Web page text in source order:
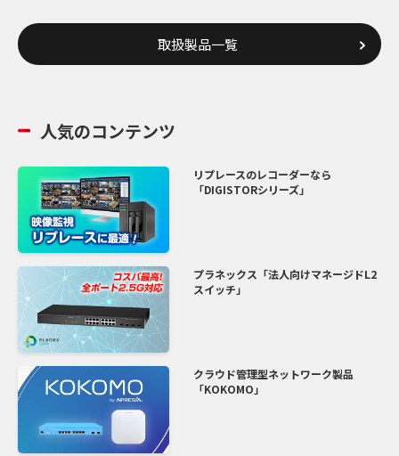
取扱製品一覧
人気のコンテンツ
リプレースのレコーダーなら
「DIGISTORシリーズ」
プラネックス「法人向けマネージドL2
スイッチ」
クラウド管理型ネットワーク製品
「KOKOMO」